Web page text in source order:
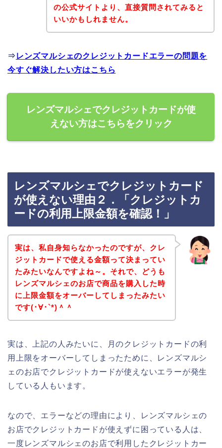
の公式サイトより、直接質問されてみると
いいかもしれません。
⇒ レンズマルシェのクレジットカードエラーの問題を
今すぐ解決したい方はこちら
レンズマルシェでクレジットカードが使
えない方はこちらをクリック
レンズマルシェでクレジットカード
が使えない理由２．「クレジットカ
ードの利用上限金額を確認！」
実は、私自身知らなかったのですが、クレ
ジットカードで使える金額って決まってい
たみたいなんですよね～。それで、どうも
レンズマルシェのお店で商品を購入した時
に上限金額をオーバーしてしまったみたい
です(･∀･`*)＾＾
実は、上記の人みたいに、月のクレジットカードの利
用上限をオーバーしてしまったために、レンズマルシ
ェのお店でクレジットカードが使えないエラーが発生
している人もいます。
なので、エラーなどの理由により、レンズマルシェの
お店でクレジットカードが使えずに困っている人は、
一度レンズマルシェのお店で利用したクレジットカー